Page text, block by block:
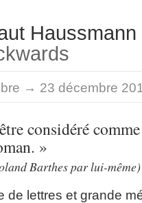
Haussmann
→ 23 décembre
considéré
»
Barthes par lui-même)
de lettres et grande